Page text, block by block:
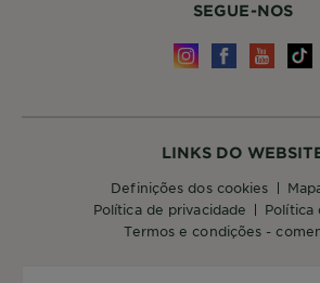
LINKS DO
definições dos cookies
política de privacidade
termos e condições -
SEGUE-NOS